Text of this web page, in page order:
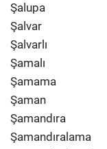
Şalupa
Şalvar
Şalvarlı
Şamalı
Şamama
Şaman
Şamandıra
Şamandıralama